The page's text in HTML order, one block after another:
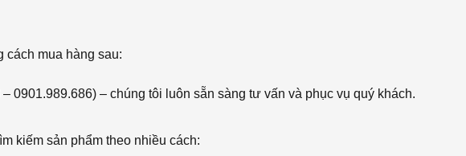
cách mua hàng sau:
0901.989.686) – chúng tôi luôn sẵn sàng tư vấn và phục vụ quý khách.
kiếm sản phẩm theo nhiều cách: